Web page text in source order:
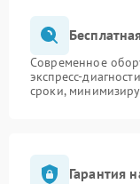
Современное
экспресс-
сроки,
Гарантия